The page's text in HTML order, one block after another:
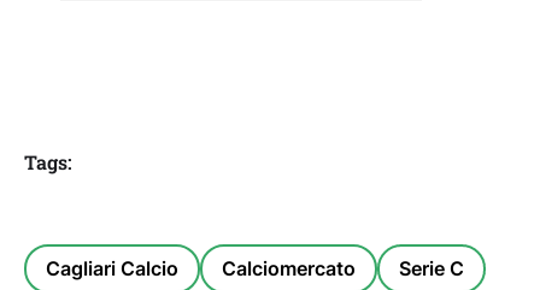
Tags:
Cagliari Calcio Calciomercato Serie C